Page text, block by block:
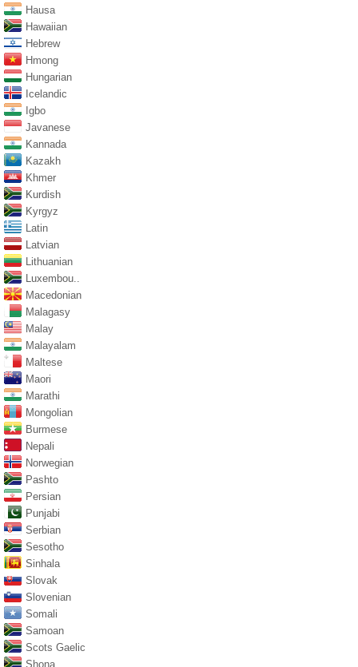
Hausa
Hawaiian
Hebrew
Hmong
Hungarian
Icelandic
Igbo
Javanese
Kannada
Kazakh
Khmer
Kurdish
Kyrgyz
Latin
Latvian
Lithuanian
Luxembou..
Macedonian
Malagasy
Malay
Malayalam
Maltese
Maori
Marathi
Mongolian
Burmese
Nepali
Norwegian
Pashto
Persian
Punjabi
Serbian
Sesotho
Sinhala
Slovak
Slovenian
Somali
Samoan
Scots Gaelic
Shona